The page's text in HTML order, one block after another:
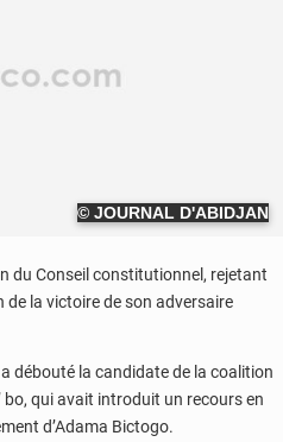
© JOURNAL D'ABIDJAN
du Conseil constitutionnel, rejetant
la victoire de son adversaire
débouté la candidate de la coalition
bo, qui avait introduit un recours en
d’Adama Bictogo.